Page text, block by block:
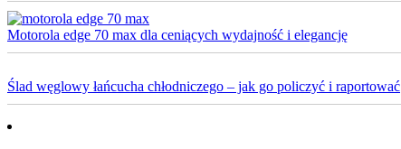
Motorola edge 70 max dla ceniących wydajność i elegancję
Ślad węglowy łańcucha chłodniczego – jak go policzyć i raportować